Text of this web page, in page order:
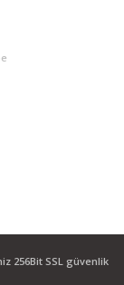
256Bit SSL güvenlik